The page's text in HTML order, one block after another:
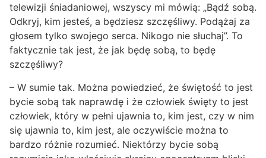
telewizji śniadaniowej, wszyscy mi mówią: „Bądź sobą.
Odkryj, kim jesteś, a będziesz szczęśliwy. Podążaj za
głosem tylko swojego serca. Nikogo nie słuchaj”. To
faktycznie tak jest, że jak będę sobą, to będę
szczęśliwy?
– W sumie tak. Można powiedzieć, że świętość to jest
bycie sobą tak naprawdę i że człowiek święty to jest
człowiek, który w pełni ujawnia to, kim jest, czy w nim
się ujawnia to, kim jest, ale oczywiście można to
bardzo różnie rozumieć. Niektórzy bycie sobą